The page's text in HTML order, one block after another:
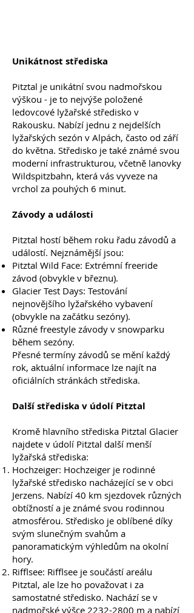
Unikátnost střediska
Pitztal je unikátní svou nadmořskou
výškou - je to nejvýše položené
ledovcové lyžařské středisko v
Rakousku. Nabízí jednu z nejdelších
lyžařských sezón v Alpách, často od září
do května. Středisko je také známé svou
moderní infrastrukturou, včetně lanovky
Wildspitzbahn, která vás vyveze na
vrchol za pouhých 6 minut.
Závody a události
Pitztal hostí během roku řadu závodů a
událostí. Nejznámější jsou:
Pitztal Wild Face: Extrémní freeride
závod (obvykle v březnu).
Glacier Test Days: Testování
nejnovějšího lyžařského vybavení
(obvykle na začátku sezóny).
Různé freestyle závody v snowparku
během sezóny.
Přesné termíny závodů se mění každý
rok, aktuální informace lze najít na
oficiálních stránkách střediska.
Další střediska v údolí Pitztal
Kromě hlavního střediska Pitztal Glacier
najdete v údolí Pitztal další menší
lyžařská střediska:
Hochzeiger: Hochzeiger je rodinné
lyžařské středisko nacházející se v obci
Jerzens. Nabízí 40 km sjezdovek různých
obtížností a je známé svou rodinnou
atmosférou. Středisko je oblíbené díky
svým slunečným svahům a
panoramatickým výhledům na okolní
hory.
Rifflsee: Rifflsee je součástí areálu
Pitztal, ale lze ho považovat i za
samostatné středisko. Nachází se v
nadmořské výšce 2232-2800 m a nabízí